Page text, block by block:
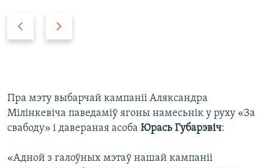
o
u
s
l
l
i
d
Пра мэту выбарчай кампаніі Аляксандра
Мілінкевіча паведаміў ягоны намесьнік у руху «За
свабоду» і давераная асоба Юрась Губарэвіч:
«Адной з галоўных мэтаў нашай кампаніі